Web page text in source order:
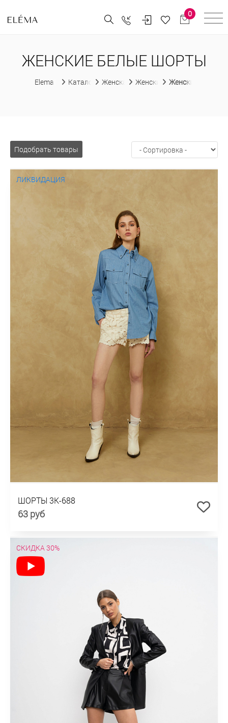
0
ЖЕНСКИЕ БЕЛЫЕ ШОРТЫ
Elema Каталог Женская одеждаЖенские шортыЖенские белые
Подобрать товары
ЛИКВИДАЦИЯ
ШОРТЫ 3К-688
63 руб
СКИДКА 30%